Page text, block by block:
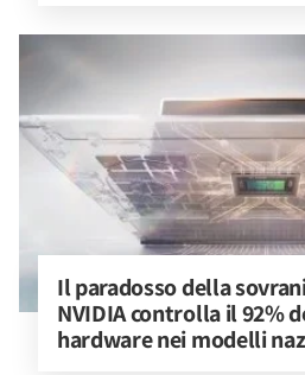
Il paradosso della
NVIDIA controlla il 92%
hardware nei modelli